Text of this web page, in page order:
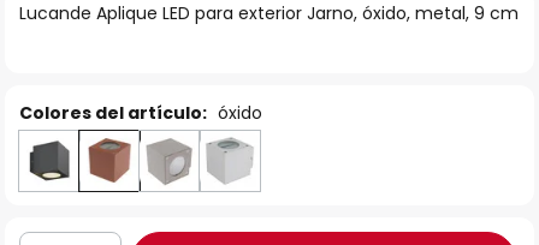
galería
Lucande Aplique LED para exterior Jarno, óxido, metal, 9 cm
Colores del artículo: óxido